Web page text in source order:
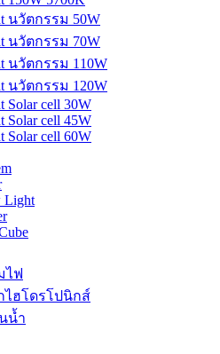
นวัตกรรม 50W
นวัตกรรม 70W
นวัตกรรม 110W
นวัตกรรม 120W
Solar cell 30W
Solar cell 45W
Solar cell 60W
Light
ไฟ
ไฮโดรโปนิกส์
น้ำ